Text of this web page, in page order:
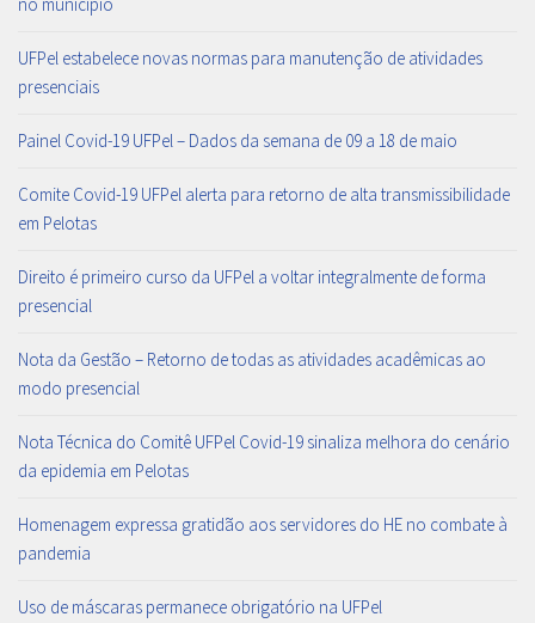
UFPel estabelece novas normas para manutenção de atividades
presenciais
Painel Covid-19 UFPel – Dados da semana de 09 a 18 de maio
Comite Covid-19 UFPel alerta para retorno de alta transmissibilidade
em Pelotas
Direito é primeiro curso da UFPel a voltar integralmente de forma
presencial
Nota da Gestão – Retorno de todas as atividades acadêmicas ao
modo presencial
Nota Técnica do Comitê UFPel Covid-19 sinaliza melhora do cenário
da epidemia em Pelotas
Homenagem expressa gratidão aos servidores do HE no combate à
pandemia
Uso de máscaras permanece obrigatório na UFPel